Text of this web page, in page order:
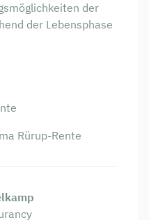
der
der Lebensphase
Rürup-Rente